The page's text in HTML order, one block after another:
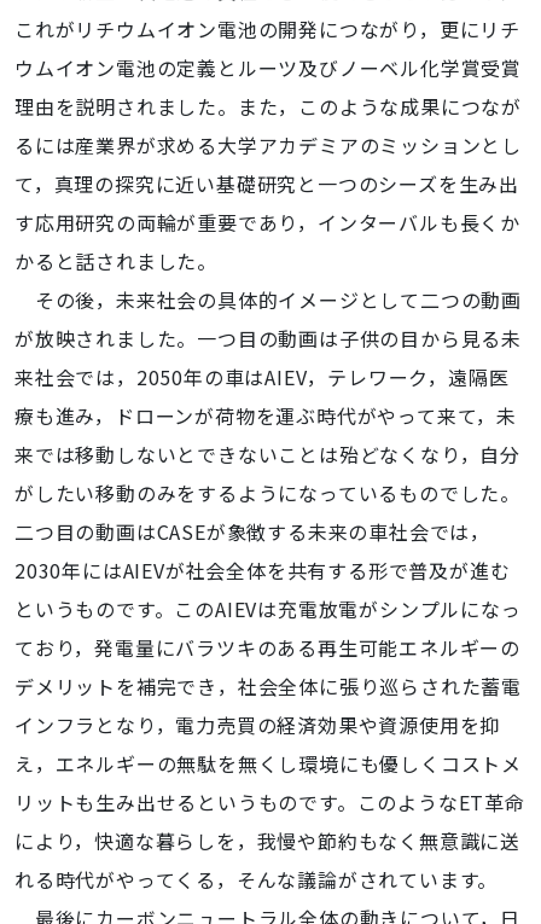
これがリチウムイオン電池の開発につながり，更にリチ
ウムイオン電池の定義とルーツ及びノーベル化学賞受賞
理由を説明されました。また，このような成果につなが
るには産業界が求める大学アカデミアのミッションとし
て，真理の探究に近い基礎研究と一つのシーズを生み出
す応用研究の両輪が重要であり，インターバルも長くか
かると話されました。
その後，未来社会の具体的イメージとして二つの動画
が放映されました。一つ目の動画は子供の目から見る未
来社会では，2050年の車はAIEV，テレワーク，遠隔医
療も進み，ドローンが荷物を運ぶ時代がやって来て，未
来では移動しないとできないことは殆どなくなり，自分
がしたい移動のみをするようになっているものでした。
二つ目の動画はCASEが象徴する未来の車社会では，
2030年にはAIEVが社会全体を共有する形で普及が進む
というものです。このAIEVは充電放電がシンプルになっ
ており，発電量にバラツキのある再生可能エネルギーの
デメリットを補完でき，社会全体に張り巡らされた蓄電
インフラとなり，電力売買の経済効果や資源使用を抑
え，エネルギーの無駄を無くし環境にも優しくコストメ
リットも生み出せるというものです。このようなET革命
により，快適な暮らしを，我慢や節約もなく無意識に送
れる時代がやってくる，そんな議論がされています。
最後にカーボンニュートラル全体の動きについて，日